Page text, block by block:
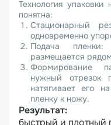
Технология
понятна:
Стационарный
одновременно
Подача
размещается
Формирование
нужный отрезок
натягивает его
пленку к ножу.
Результат:
быстрый и плотный